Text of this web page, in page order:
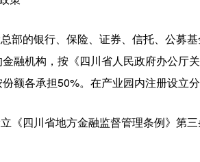
部的银行、保险、证券、信托、公募
融机构，按《四川省人民政府办公厅
额各承担50%。在产业园内注册设
《四川省地方金融监督管理条例》第